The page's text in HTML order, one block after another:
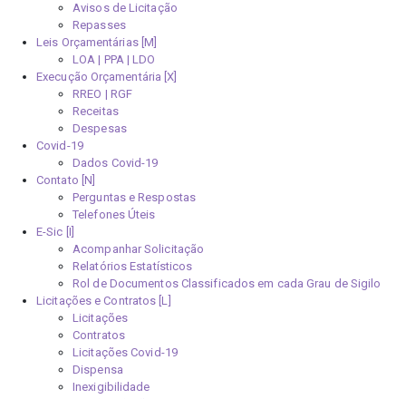
Avisos de Licitação
Repasses
Leis Orçamentárias [M]
LOA | PPA | LDO
Execução Orçamentária [X]
RREO | RGF
Receitas
Despesas
Covid-19
Dados Covid-19
Contato [N]
Perguntas e Respostas
Telefones Úteis
E-Sic [I]
Acompanhar Solicitação
Relatórios Estatísticos
Rol de Documentos Classificados em cada Grau de Sigilo
Licitações e Contratos [L]
Licitações
Contratos
Licitações Covid-19
Dispensa
Inexigibilidade